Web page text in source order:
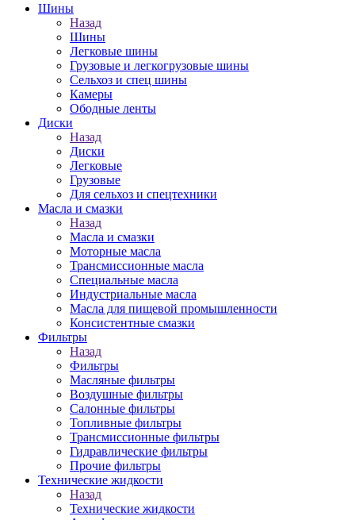
Шины
Назад
Шины
Легковые шины
Грузовые и легкогрузовые шины
Сельхоз и спец шины
Камеры
Ободные ленты
Диски
Назад
Диски
Легковые
Грузовые
Для сельхоз и спецтехники
Масла и смазки
Назад
Масла и смазки
Моторные масла
Трансмиссионные масла
Специальные масла
Индустриальные масла
Масла для пищевой промышленности
Консистентные смазки
Фильтры
Назад
Фильтры
Масляные фильтры
Воздушные фильтры
Салонные фильтры
Топливные фильтры
Трансмиссионные фильтры
Гидравлические фильтры
Прочие фильтры
Технические жидкости
Назад
Технические жидкости